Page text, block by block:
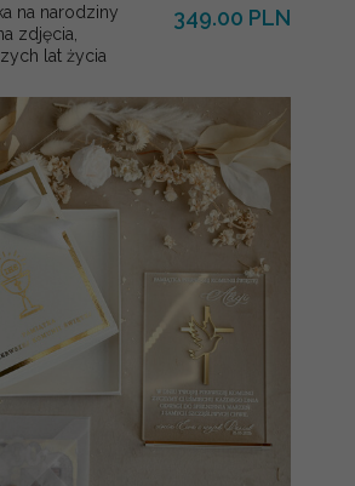
na narodziny
zdjęcia,
lat życia
349.00 PLN